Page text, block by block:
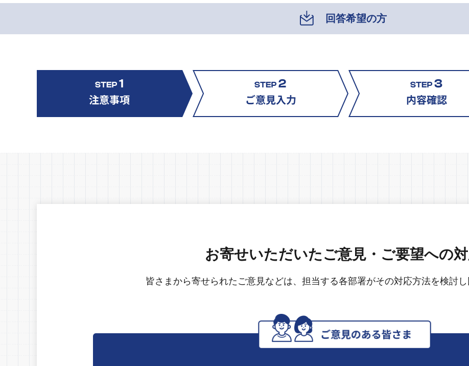
回答希望の方
お寄せいただいたご意見・ご要望への
皆さまから寄せられたご意見などは、担当する各部署がその対応方法を検討し